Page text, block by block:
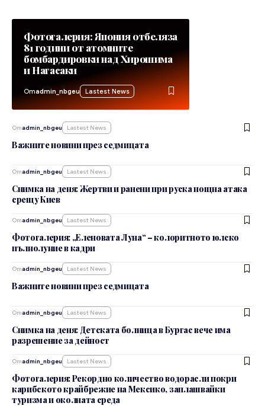
Фотогалерия: Япония отбеляза
81 години от атомните
бомбардировки над Хирошима
и Нагасаки
Отadmin_nbgeu Lastest News
Отadmin_nbgeu Lastest News
Важните новини през седмицата
Отadmin_nbgeu Lastest News
Снимка на деня: Жертви и ранени при руска нощна атака
срещу Киев
Отadmin_nbgeu Lastest News
Фотогалерия: „Еленовата Луна“ – колоритното юлско
пълнолуние в кадри
Отadmin_nbgeu Lastest News
Важните новини през седмицата
Отadmin_nbgeu Lastest News
Снимка на деня: Детската болница в Бургас вече има
разрешение за дейност
Отadmin_nbgeu Lastest News
Фотогалерия: Рекордно количество водорасли покри
карибското крайбрежие на Мексико, заплашвайки
туризма и околната среда